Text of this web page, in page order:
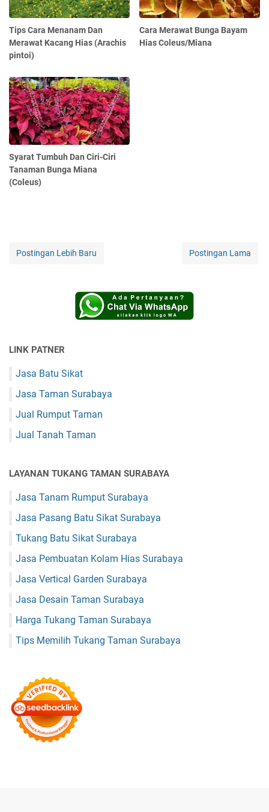
Tips Cara Menanam Dan
Merawat Kacang Hias (Arachis
pintoi)
Cara Merawat Bunga Bayam
Hias Coleus/Miana
Syarat Tumbuh Dan Ciri-Ciri
Tanaman Bunga Miana
(Coleus)
Postingan Lebih Baru Postingan Lama
LINK PATNER
Jasa Batu Sikat
Jasa Taman Surabaya
Jual Rumput Taman
Jual Tanah Taman
LAYANAN TUKANG TAMAN SURABAYA
Jasa Tanam Rumput Surabaya
Jasa Pasang Batu Sikat Surabaya
Tukang Batu Sikat Surabaya
Jasa Pembuatan Kolam Hias Surabaya
Jasa Vertical Garden Surabaya
Jasa Desain Taman Surabaya
Harga Tukang Taman Surabaya
Tips Memilih Tukang Taman Surabaya